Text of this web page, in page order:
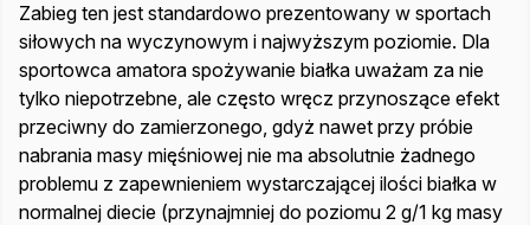
Zabieg ten jest standardowo prezentowany w sportach
siłowych na wyczynowym i najwyższym poziomie. Dla
sportowca amatora spożywanie białka uważam za nie
tylko niepotrzebne, ale często wręcz przynoszące efekt
przeciwny do zamierzonego, gdyż nawet przy próbie
nabrania masy mięśniowej nie ma absolutnie żadnego
problemu z zapewnieniem wystarczającej ilości białka w
normalnej diecie (przynajmniej do poziomu 2 g/1 kg masy